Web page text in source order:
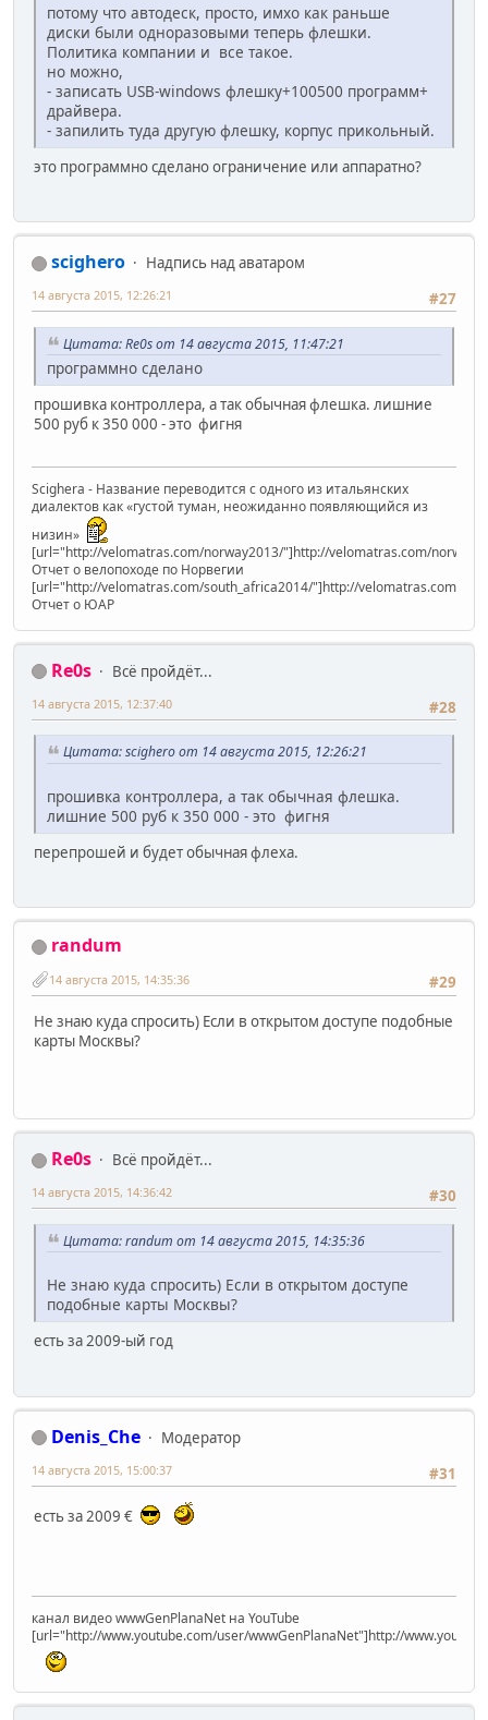
потому что автодеск, просто, имхо как раньше
диски были одноразовыми теперь флешки.
Политика компании и все такое.
но можно,
- записать USB-windows флешку+100500 программ+
драйвера.
- запилить туда другую флешку, корпус прикольный.
это программно сделано ограничение или аппаратно?
scighero
Надпись над аватаром
#27
14 августа 2015, 12:26:21
Цитата: Re0s от 14 августа 2015, 11:47:21
программно сделано
прошивка контроллера, а так обычная флешка. лишние
500 руб к 350 000 - это фигня
Scighera - Название переводится с одного из итальянских
диалектов как «густой туман, неожиданно появляющийся из
низин»
[url="http://velomatras.com/norway2013/"]http://velomatras.com/
Отчет о велопоходе по Норвегии
[url="http://velomatras.com/south_africa2014/"]http://velomatras.com/
Отчет о ЮАР
Re0s
Всё пройдёт...
#28
14 августа 2015, 12:37:40
Цитата: scighero от 14 августа 2015, 12:26:21
прошивка контроллера, а так обычная флешка.
лишние 500 руб к 350 000 - это фигня
перепрошей и будет обычная флеха.
randum
#29
14 августа 2015, 14:35:36
Не знаю куда спросить) Если в открытом доступе подобные
карты Москвы?
Re0s
Всё пройдёт...
#30
14 августа 2015, 14:36:42
Цитата: randum от 14 августа 2015, 14:35:36
Не знаю куда спросить) Если в открытом доступе
подобные карты Москвы?
есть за 2009-ый год
Denis_Che
Модератор
#31
14 августа 2015, 15:00:37
есть за 2009 €
канал видео wwwGenPlanaNet на YouTube
[url="http://www.youtube.com/user/wwwGenPlanaNet"]http://